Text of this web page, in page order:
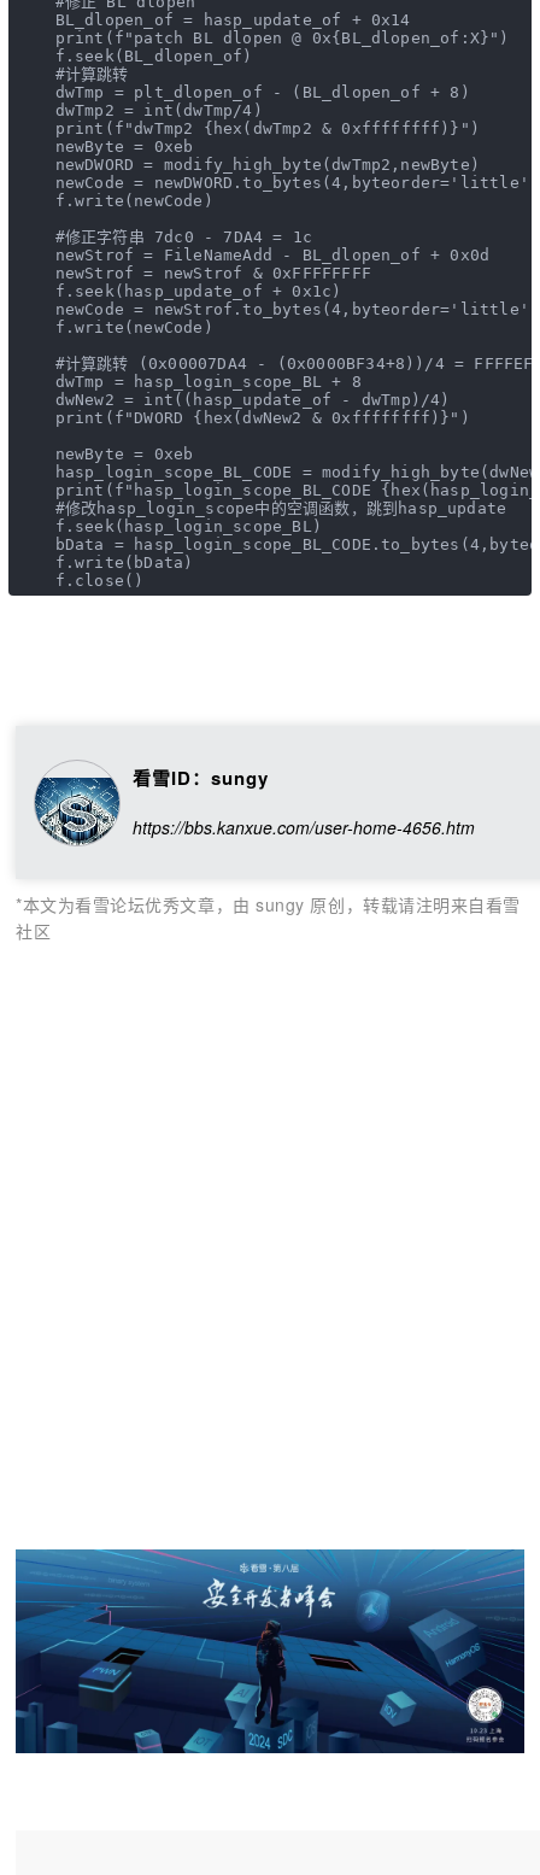
    BL_dlopen_of = hasp_update_of +
0x14
print ( f"patch BL dlopen @ 0x{BL_dlopen_of:X}" )
    f.seek(BL_dlopen_of)
#计算跳转
    dwTmp = plt_dlopen_of - (BL_dlopen_of +
8 )
    dwTmp2 =
int (dwTmp/4 )
print ( f"dwTmp2 { hex (dwTmp2 & 0xffffffff )}" )
    newByte =
0xeb
    newDWORD = modify_high_byte(dwTmp2,newByte)
    newCode = newDWORD.to_bytes(
4 ,byteorder= 'little'
    f.write(newCode)
#修正字符串 7dc0 - 7DA4 = 1c
    newStrof = FileNameAdd - BL_dlopen_of +
0x0d
    newStrof = newStrof &
0xFFFFFFFF
    f.seek(hasp_update_of +
0x1c )
    newCode = newStrof.to_bytes(
4 ,byteorder= 'little'
    f.write(newCode)
#计算跳转 (0x00007DA4 - (0x0000BF34+8))/4 =
    dwTmp = hasp_login_scope_BL +
8
    dwNew2 =
int ((hasp_update_of - dwTmp)/4)
print ( f"DWORD { hex (dwNew2 & 0xffffffff )}" )
    newByte =
0xeb
hasp_login_scope_BL_CODE =
print ( f"hasp_login_scope_BL_CODE { hex
#修改hasp_login_scope中的空调函数，跳到
    f.seek(hasp_login_scope_BL)
    bData = hasp_login_scope_BL_CODE.to_bytes(
4
    f.write(bData)
    f.close()
看雪ID：sungy
https://bbs.kanxue.com/user-home-4656.htm
*本文为看雪论坛优秀文章，由 sungy 原创，转载请注明来自看雪
社区